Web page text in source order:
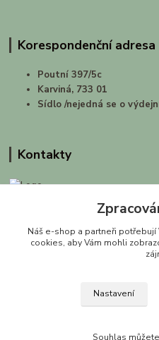
Korespondenční adresa
Poutní 397/5c
Karviná, 733 01
Sídlo /nejedná se o
Kontakty
Gabriela Pawlasová Koppová
Náš e-shop a partneři potřebují
cookies, aby Vám mohli
Nastavení
Souhlas